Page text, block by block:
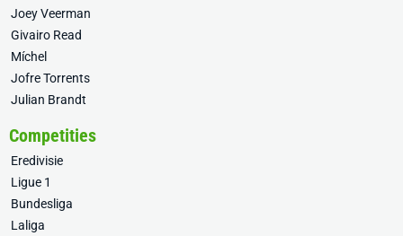
Joey Veerman
Givairo Read
Míchel
Jofre Torrents
Julian Brandt
Competities
Eredivisie
Ligue 1
Bundesliga
Laliga